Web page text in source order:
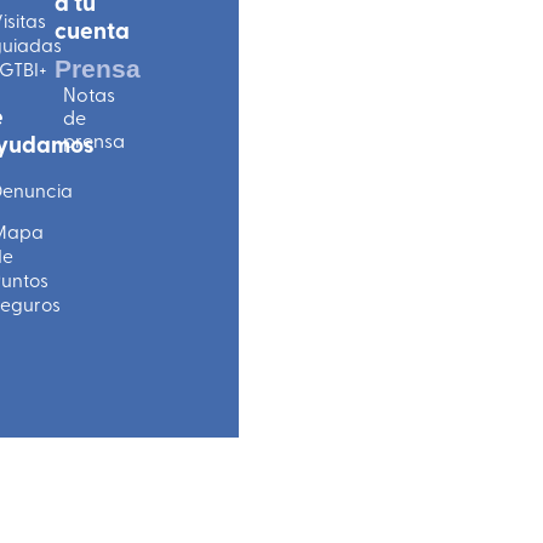
cuenta
Prensa
Notas
de
prensa